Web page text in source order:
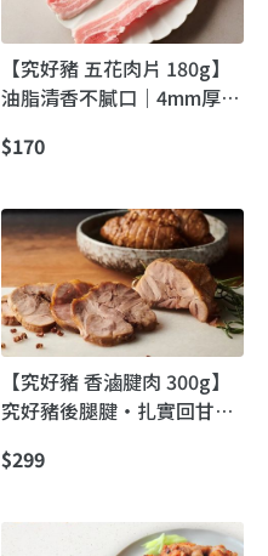
【究好豬 五花肉片 180g】
油脂清香不膩口｜4mm厚切
$170
【究好豬 香滷腱肉 300g】
究好豬後腿腱・扎實回甘、
$299